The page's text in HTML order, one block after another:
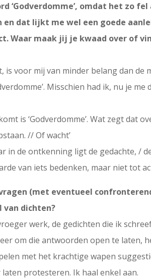
‘Godverdomme’, omdat het zo
dat lijkt me wel een goede
Waar maak jij je kwaad over of
voor mij van minder belang dan
Misschien had ik, nu je
is ‘Godverdomme’. Wat zegt dat
// Of wacht’
in de ontkenning ligt de gedachte, /
van iets bedenken, maar niet tot
(met eventueel
dichten?
werk, de gedichten die ik
om die antwoorden open te laten,
met het krachtige wapen
laten protesteren. Ik haal enkel aan.